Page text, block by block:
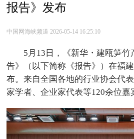
报告》发布
中国网海峡频道 2026-05-14 16:25:10
5月13日，《新华・建瓯笋
告》（以下简称《报告》）在福
布。来自全国各地的行业协会代
家学者、企业家代表等120余位嘉